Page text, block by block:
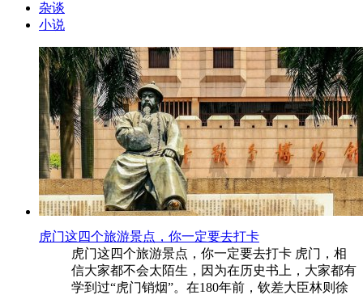
杂谈
小说
​虎门这四个旅游景点，你一定要去打卡
虎门这四个旅游景点，你一定要去打卡 虎门，相
信大家都不会太陌生，因为在历史书上，大家都有
学到过“虎门销烟”。在180年前，钦差大臣林则徐